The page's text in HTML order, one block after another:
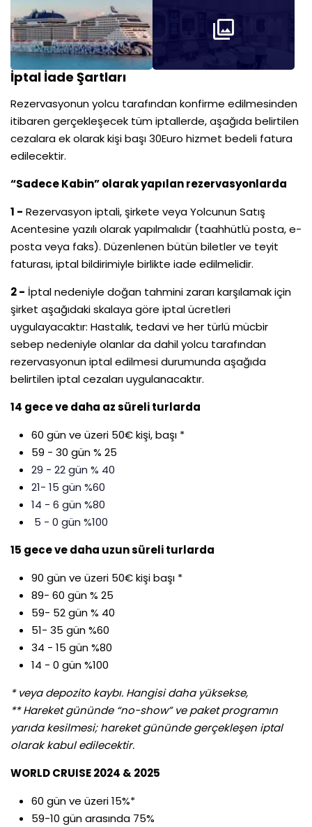
İptal İade Şartları
Rezervasyonun yolcu tarafından konfirme edilmesinden
itibaren gerçekleşecek tüm iptallerde, aşağıda belirtilen
cezalara ek olarak kişi başı 30Euro hizmet bedeli fatura
edilecektir.
“Sadece Kabin” olarak yapılan rezervasyonlarda
1 - Rezervasyon iptali, şirkete veya Yolcunun Satış
Acentesine yazılı olarak yapılmalıdır (taahhütlü posta, e-
posta veya faks). Düzenlenen bütün biletler ve teyit
faturası, iptal bildirimiyle birlikte iade edilmelidir.
2 - İptal nedeniyle doğan tahmini zararı karşılamak için
şirket aşağıdaki skalaya göre iptal ücretleri
uygulayacaktır: Hastalık, tedavi ve her türlü mücbir
sebep nedeniyle olanlar da dahil yolcu tarafından
rezervasyonun iptal edilmesi durumunda aşağıda
belirtilen iptal cezaları uygulanacaktır.
14 gece ve daha az süreli turlarda
60 gün ve üzeri 50€ kişi, başı *
59 - 30 gün % 25
29 - 22 gün % 40
21- 15 gün %60
14 - 6 gün %80
5 - 0 gün %100
15 gece ve daha uzun süreli turlarda
90 gün ve üzeri 50€ kişi başı *
89- 60 gün % 25
59- 52 gün % 40
51- 35 gün %60
34 - 15 gün %80
14 - 0 gün %100
* veya depozito kaybı. Hangisi daha yüksekse,
** Hareket gününde “no-show” ve paket programın
yarıda kesilmesi; hareket gününde gerçekleşen iptal
olarak kabul edilecektir.
WORLD CRUISE 2024 & 2025
60 gün ve üzeri 15%*
59-10 gün arasında 75%